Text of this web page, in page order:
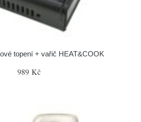
topení + vařič HEAT&COOK
989 Kč